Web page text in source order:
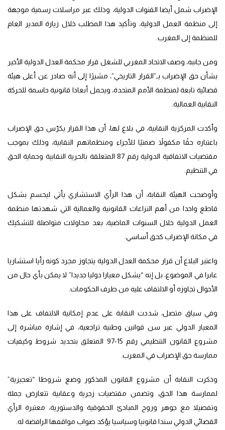
الإضراب شمل أيضا القنوات الدولية، وذلك عبر مراسلات رسمية موجهة
إلى منظمة العمل الدولية، وتأكيد هذا المطلب خلال زيارة المدير العام
للمنظمة إلى المغرب.
ومن جانبه، وصف الاتحاد المغربي للشغل قرار محكمة العدل الدولية الأخير
بشأن حق الإضراب بـ”القرار التاريخي”، مشيرًا إلى أنه صادر عن أعلى هيئة
قضائية تابعة لمنظمة الأمم المتحدة، ويحمل أبعادا قانونية حاسمة للحركة
النقابية العمالية.
وأكدت المركزية النقابية، في بلاغ لها، أن هذا القرار يكرّس حق الإضراب
باعتباره حقًا مكفولاً ضمنيًا للأجراء ومنظماتهم النقابية، وذلك بموجب
مقتضيات الاتفاقية الدولية رقم 87 المتعلقة بالحرية النقابية وحماية الحق
في التنظيم.
وأوضحت الهيئة النقابة، أن هذا الرأي الاستشاري يأتي ليحسم بشكل
قاطع واحدا من أهم النزاعات القانونية والعمالية التي شهدتها منظمة
العمل الدولية خلال السنوات الماضية، بعد محاولات متواصلة للتشكيك
في مكانة الإضراب كحق أساسي.
واعتبر البلاغ أن قرار محكمة العدل الدولية يتجاوز مجرد كونه رأيا استشاريا
عابرا في الموضوع، بل إنه “يشكل معيارا دوليا جديدا” لا يمكن بأي حال من
الأحوال تجاوزه أو الالتفاف عليه من طرف الحكومات.
وفي سياق متصل، شددت النقابة على عدم إمكانية الالتفاف على هذا
المعيار الدولي عبر سن قوانين وطنية تراجعية، في إشارة مباشرة إلى
مشروع القانون التنظيمي رقم 15-97 المتعلق بتحديد شروط وكيفيات
ممارسة حق الإضراب في المغرب.
وذكرت النقابة أن مشروع القانون المذكور وضع شروطا “تعجيزية”
لممارسة هذا الحق، وتضمن مقتضيات زجرية وعقابية تتعارض جملة
وتفصيلا مع جوهر وروح المبادئ الحقوقية والدستورية، معتبرة الرأي
القضائي الدولي سندا قانونيا وسياسيا يؤكد صواب مواقفها الرافضة له.